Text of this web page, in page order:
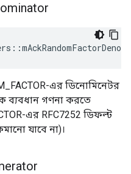
::
এর ডিনোমিনেটর
ব্যবধান গণনা করতে
এর RFC7252 ডিফল্ট
যাবে না)।